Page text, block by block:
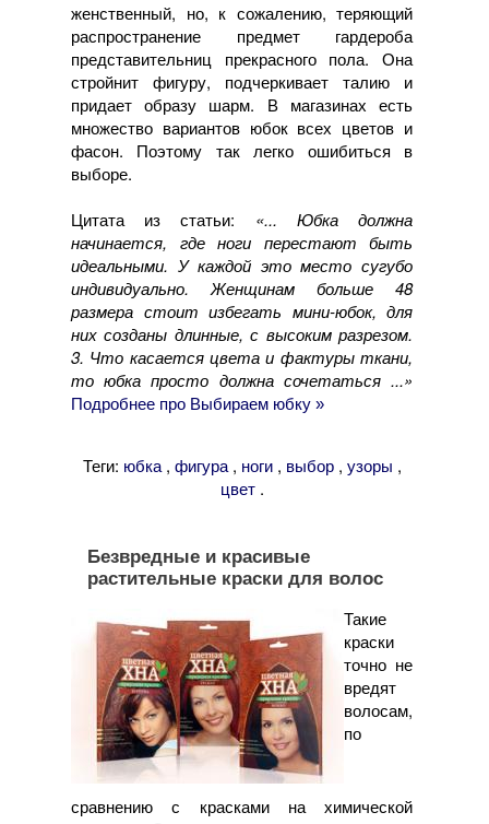
женственный, но, к сожалению, теряющий
распространение предмет гардероба
представительниц прекрасного пола. Она
стройнит фигуру, подчеркивает талию и
придает образу шарм. В магазинах есть
множество вариантов юбок всех цветов и
фасон. Поэтому так легко ошибиться в
выборе.
Цитата из статьи: «... Юбка должна
начинается, где ноги перестают быть
идеальными. У каждой это место сугубо
индивидуально. Женщинам больше 48
размера стоит избегать мини-юбок, для
них созданы длинные, с высоким разрезом.
3. Что касается цвета и фактуры ткани,
то юбка просто должна сочетаться ...»
Подробнее про Выбираем юбку »
Теги: юбка, фигура, ноги, выбор, узоры ,
цвет.
Безвредные и красивые
растительные краски для волос
Такие
краски
точно не
вредят
волосам,
по
сравнению с красками на химической